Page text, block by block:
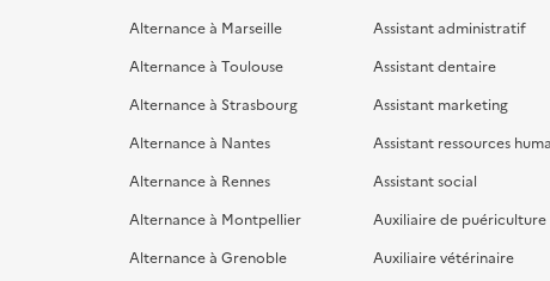
Alternance à Marseille
Alternance à Toulouse
Alternance à Strasbourg
Alternance à Nantes
Alternance à Rennes
Alternance à Montpellier
Alternance à Grenoble
Assistant administratif
Assistant dentaire
Assistant marketing
Assistant ressources
Assistant social
Auxiliaire de puériculture
Auxiliaire vétérinaire